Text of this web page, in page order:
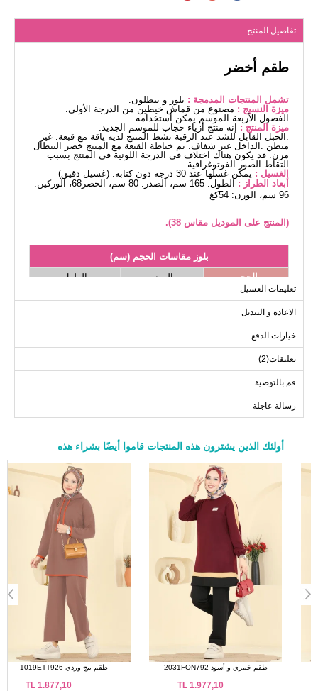
تفاصيل المنتج
طقم أخضر
تشمل المنتجات المدمجة : بلوز و بنطلون.
ميزة النسيج : مصنوع من قماش خيطين من الدرجة الأولى.
الفصول الأربعة الموسم يمكن استخدامه.
ميزة المنتج : إنه منتج أزياء حجاب للموسم الجديد.
.الحبل القابل للشد عند الرقبة نشط المنتج لديه ياقة مع قبعة. غير
مبطن .الداخل غير شفاف. تم خياطة القبعة مع المنتج خصر البنطال
مرن. قد يكون هناك اختلاف في الدرجة اللونية في المنتج بسبب
التقاط الصور الفوتوغرافية.
الغسيل : يمكن غسلها عند 30 درجة دون كتابة. (غسيل دقيق)
أبعاد الطراز :
الطول: 165 سم، الصدر: 80 سم، الخصر68، الوركين:
96 سم، الوزن: 54كغ
(المنتج على الموديل مقاس 38).
بلوز مقاسات الحجم (سم)
الحجم
الصدر
الطول
38
40
44
116
75
46
118
75
بنطلون مقاسات الحجم (سم)
الحجم
الطول
38
98
40
98
46
50
52
98
تعليمات الغسيل
الاعادة و التبديل
خيارات الدفع
تعليقات(2)
قم بالتوصية
رسالة عاجلة
أولئك الذين يشترون هذه المنتجات قاموا أيضًا بشراء هذه
a>
طقم خمري و أسود 2031FON792
1.977,10
TL
طقم خمري 716PM271
1.800,02
TL